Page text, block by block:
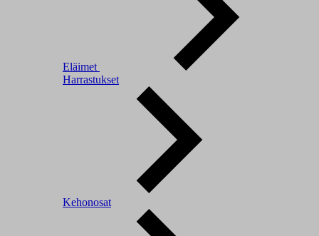
Eläimet
Harrastukset
Kehonosat